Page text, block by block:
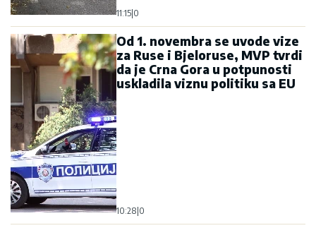
11:15|0
Od 1. novembra se uvode vize
za Ruse i Bjeloruse, MVP tvrdi
da je Crna Gora u potpunosti
uskladila viznu politiku sa EU
10:28|0